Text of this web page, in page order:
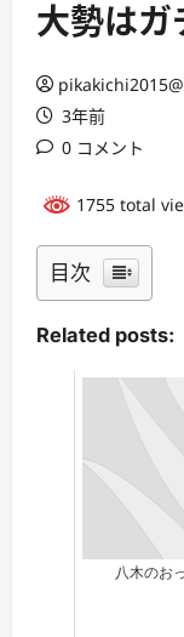
大勢はガ
3年前
0 コメント
1755 total
目次
Related posts:
八木のお